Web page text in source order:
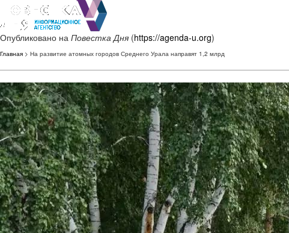
Опубликовано на Повестка Дня (https://agenda-u.org)
Главная > На развитие атомных городов Среднего Урала направят 1,2 млрд